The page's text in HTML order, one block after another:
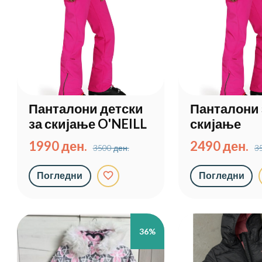
Панталони детски
за скијање O'NEILL
1990 ден.
3500 ден.
Погледни favorite_border
Панталони
скијање
2490 ден.
Погледни
36%